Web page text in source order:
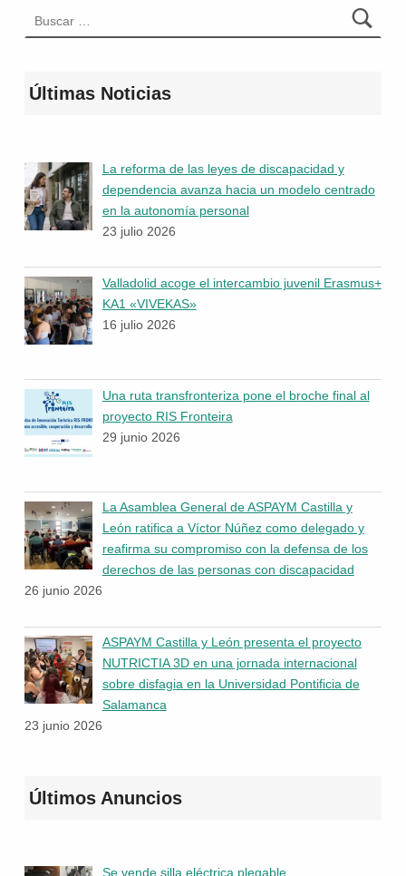
Últimas Noticias
La reforma de las leyes de discapacidad y
dependencia avanza hacia un modelo centrado
en la autonomía personal
23 julio 2026
Valladolid acoge el intercambio juvenil Erasmus+
KA1 «VIVEKAS»
16 julio 2026
Una ruta transfronteriza pone el broche final al
proyecto RIS Fronteira
29 junio 2026
La Asamblea General de ASPAYM Castilla y
León ratifica a Víctor Núñez como delegado y
reafirma su compromiso con la defensa de los
derechos de las personas con discapacidad
26 junio 2026
ASPAYM Castilla y León presenta el proyecto
NUTRICTIA 3D en una jornada internacional
sobre disfagia en la Universidad Pontificia de
Salamanca
23 junio 2026
Últimos Anuncios
Se vende silla eléctrica plegable